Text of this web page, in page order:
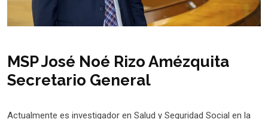
MSP José Noé Rizo Amézquita
Secretario General
Actualmente es investigador en Salud y Seguridad Social en la